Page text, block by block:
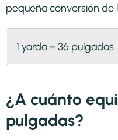
pequeña conversión de
1 yarda = 36 pulgadas
¿A cuánto
pulgadas?